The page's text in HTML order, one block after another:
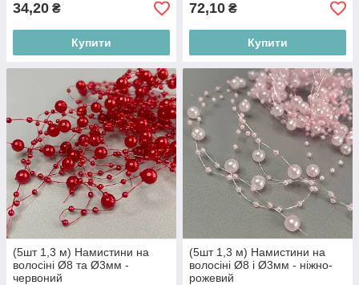
34,20 ₴
Купити
72,10 ₴
Купити
(5шт 1,3 м) Намистини на
волосіні Ø8 та Ø3мм -
червоний
(5шт 1,3 м) Намистини на
волосіні Ø8 і Ø3мм - ніжно-
рожевий